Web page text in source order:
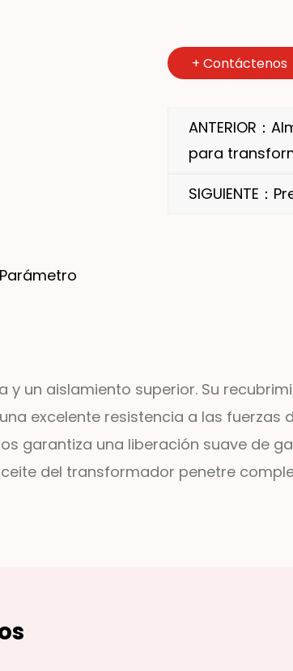
+ Contáctenos
ANTERIOR
para
SIGUIENTE：
Parámetro
y un aislamiento superior. Su
excelente resistencia a las
garantiza una liberación suave de
del transformador penetre